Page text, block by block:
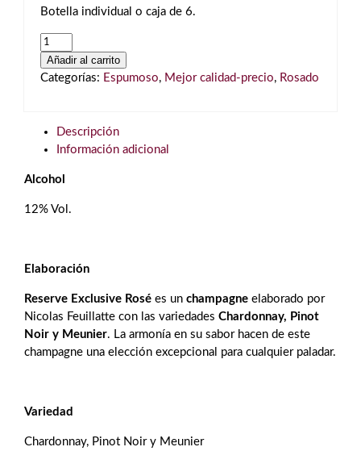
Botella individual o caja de 6.
Nicolas
Feuillatte
Reserve
cantidad
Añadir al carrito
Categorías: Espumoso, Mejor calidad-precio, Rosado
Descripción
Información adicional
Alcohol
12% Vol.
Elaboración
Reserve Exclusive Rosé es un champagne elaborado por
Nicolas Feuillatte con las variedades Chardonnay, Pinot
Noir y Meunier. La armonía en su sabor hacen de este
champagne una elección excepcional para cualquier paladar.
Variedad
Chardonnay, Pinot Noir y Meunier